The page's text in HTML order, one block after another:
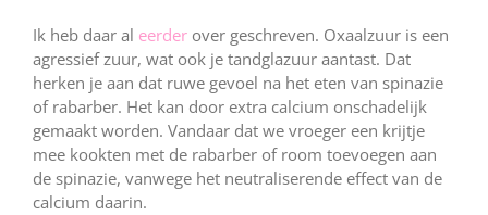
Ik heb daar al eerder over geschreven. Oxaalzuur is een
agressief zuur, wat ook je tandglazuur aantast. Dat
herken je aan dat ruwe gevoel na het eten van spinazie
of rabarber. Het kan door extra calcium onschadelijk
gemaakt worden. Vandaar dat we vroeger een krijtje
mee kookten met de rabarber of room toevoegen aan
de spinazie, vanwege het neutraliserende effect van de
calcium daarin.